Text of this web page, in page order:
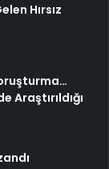
Hırsız
Araştırıldığı